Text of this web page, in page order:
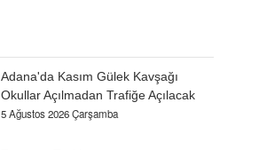
Adana'da Kasım Gülek Kavşağı
Okullar Açılmadan Trafiğe Açılacak
5 Ağustos 2026 Çarşamba